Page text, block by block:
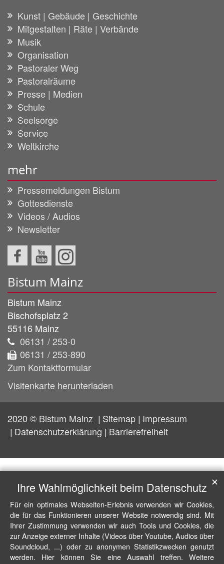
Kunst | Gebäude | Geschichte
Mitgestalten | Räte | Verbände
Musik
Organisation
Pastoraler Weg
Pastoralräume
Presse | Medien
Schule
Seelsorge
Service
Weltkirche
mehr
Pressemeldungen Bistum
Gottesdienste
Videos / Audios
Newsletter
Bistum Mainz
Bistum Mainz
Bischofsplatz 2
55116 Mainz
06131 / 253-0
06131 / 253-890
Zum Kontaktformular
Visitenkarte herunterladen
2020 © Bistum Mainz Sitemap Impressum
Datenschutzerklärung
Barrierefreiheit
Ihre Wahlmöglichkeit beim Datenschutz
Für ein optimales Webseiten-Erlebnis verwenden wir Cookies,
die für das Funktionieren unserer Website notwendig sind. Mit
Ihrer Zustimmung verwenden wir auch Tools und Cookies, die
zur Anzeige externer Inhalte (Videos über Youtube, Audios über
Soundcloud, ...) oder zu anonymen Statistikzwecken genutzt
werden. Hier können Sie eine Auswahl treffen. Weitere
✕